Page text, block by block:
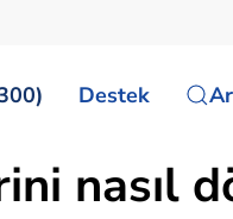
Destek
nasıl